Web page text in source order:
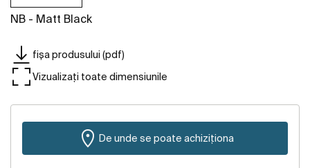
NB - Matt Black
fișa produsului (pdf)
Vizualizați toate dimensiunile
De unde se poate achiziționa